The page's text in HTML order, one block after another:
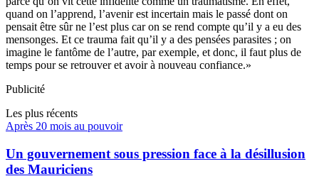
quand on l’apprend, l’avenir est incertain mais le passé dont on
pensait être sûr ne l’est plus car on se rend compte qu’il y a eu des
mensonges. Et ce trauma fait qu’il y a des pensées parasites ; on
imagine le fantôme de l’autre, par exemple, et donc, il faut plus de
temps pour se retrouver et avoir à nouveau confiance.»
Publicité
Les plus récents
Après 20 mois au pouvoir
Un gouvernement sous pression face à la désillusion
des Mauriciens